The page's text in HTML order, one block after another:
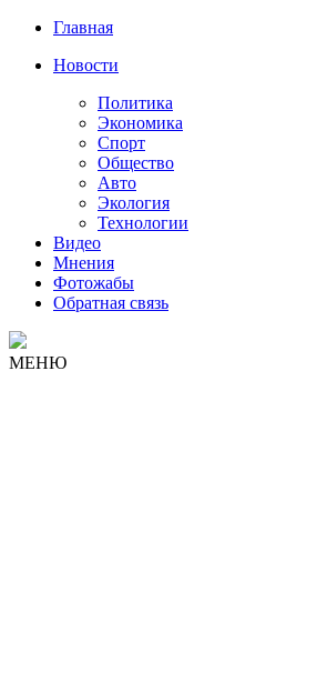
Главная
Новости
Политика
Экономика
Спорт
Общество
Авто
Экология
Технологии
Видео
Мнения
Фотожабы
Обратная связь
МЕНЮ